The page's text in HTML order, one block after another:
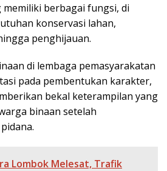
berbagai fungsi, di
konservasi lahan,
penghijauan.
di lembaga pemasyarakatan
pada pembentukan karakter,
bekal keterampilan yang
binaan setelah
Lombok Melesat, Trafik